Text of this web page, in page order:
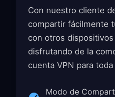
Con nuestro cliente
compartir fácilmente
con otros
disfrutando de la
cuenta VPN para
Modo de